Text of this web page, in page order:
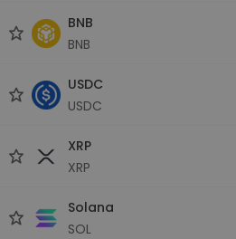
BNB
BNB
USDC
USDC
XRP
XRP
Solana
SOL